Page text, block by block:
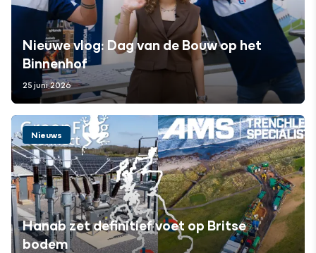
Nieuwe vlog: Dag van de Bouw op het
Binnenhof
25 juni 2026
Hanab zet definitief voet op Britse
bodem
Nieuws